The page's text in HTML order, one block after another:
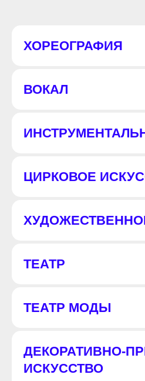
ХОРЕОГРАФИЯ
ВОКАЛ
ЦИРКОВОЕ
ТЕАТР
ТЕАТР МОДЫ
ДЕКОРАТИВНО-
ИСКУССТВО